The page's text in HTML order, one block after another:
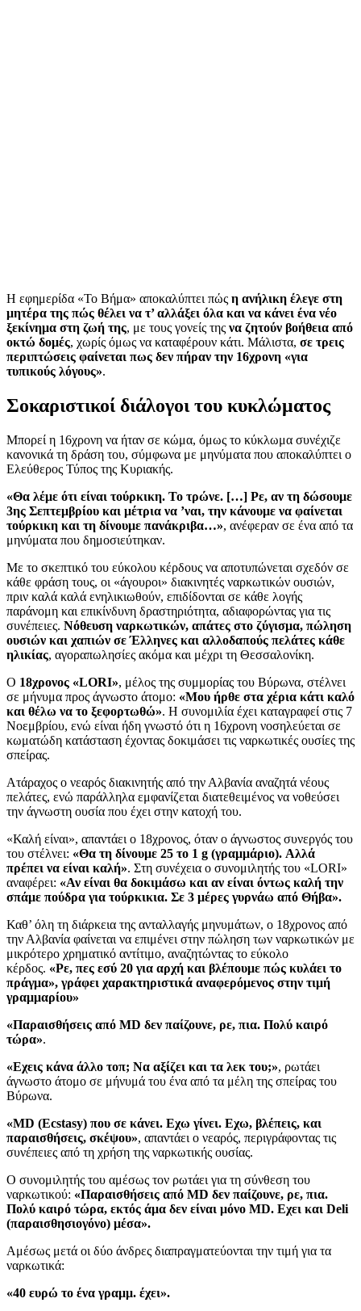
Η εφημερίδα «Το Βήμα» αποκαλύπτει πώς η ανήλικη έλεγε στη
μητέρα της πώς θέλει να τ’ αλλάξει όλα και να κάνει ένα νέο
ξεκίνημα στη ζωή της, με τους γονείς της να ζητούν βοήθεια από
οκτώ δομές, χωρίς όμως να καταφέρουν κάτι. Μάλιστα, σε τρεις
περιπτώσεις φαίνεται πως δεν πήραν την 16χρονη «για
τυπικούς λόγους».
Σοκαριστικοί διάλογοι του κυκλώματος
Μπορεί η 16χρονη να ήταν σε κώμα, όμως το κύκλωμα συνέχιζε
κανονικά τη δράση του, σύμφωνα με μηνύματα που αποκαλύπτει ο
Ελεύθερος Τύπος της Κυριακής.
«Θα λέμε ότι είναι τούρκικη. Το τρώνε. […] Ρε, αν τη δώσουμε
3ης Σεπτεμβρίου και μέτρια να ’ναι, την κάνουμε να φαίνεται
τούρκικη και τη δίνουμε πανάκριβα…», ανέφεραν σε ένα από τα
μηνύματα που δημοσιεύτηκαν.
Με το σκεπτικό του εύκολου κέρδους να αποτυπώνεται σχεδόν σε
κάθε φράση τους, οι «άγουροι» διακινητές ναρκωτικών ουσιών,
πριν καλά καλά ενηλικιωθούν, επιδίδονται σε κάθε λογής
παράνομη και επικίνδυνη δραστηριότητα, αδιαφορώντας για τις
συνέπειες. Νόθευση ναρκωτικών, απάτες στο ζύγισμα, πώληση
ουσιών και χαπιών σε Έλληνες και αλλοδαπούς πελάτες κάθε
ηλικίας, αγοραπωλησίες ακόμα και μέχρι τη Θεσσαλονίκη.
Ο 18χρονος «LORI», μέλος της συμμορίας του Βύρωνα, στέλνει
σε μήνυμα προς άγνωστο άτομο: «Μου ήρθε στα χέρια κάτι καλό
και θέλω να το ξεφορτωθώ». Η συνομιλία έχει καταγραφεί στις 7
Νοεμβρίου, ενώ είναι ήδη γνωστό ότι η 16χρονη νοσηλεύεται σε
κωματώδη κατάσταση έχοντας δοκιμάσει τις ναρκωτικές ουσίες της
σπείρας.
Ατάραχος ο νεαρός διακινητής από την Αλβανία αναζητά νέους
πελάτες, ενώ παράλληλα εμφανίζεται διατεθειμένος να νοθεύσει
την άγνωστη ουσία που έχει στην κατοχή του.
«Καλή είναι», απαντάει ο 18χρονος, όταν ο άγνωστος συνεργός του
του στέλνει: «Θα τη δίνουμε 25 το 1 g (γραμμάριο). Αλλά
πρέπει να είναι καλή». Στη συνέχεια ο συνομιλητής του «LORI»
αναφέρει: «Αν είναι θα δοκιμάσω και αν είναι όντως καλή την
σπάμε πούδρα για τούρκικια. Σε 3 μέρες γυρνάω από Θήβα».
Καθ’ όλη τη διάρκεια της ανταλλαγής μηνυμάτων, ο 18χρονος από
την Αλβανία φαίνεται να επιμένει στην πώληση των ναρκωτικών με
μικρότερο χρηματικό αντίτιμο, αναζητώντας το εύκολο
κέρδος. «Ρε, πες εσύ 20 για αρχή και βλέπουμε πώς κυλάει το
πράγμα», γράφει χαρακτηριστικά αναφερόμενος στην τιμή
γραμμαρίου»
«Παραισθήσεις από MD δεν παίζουνε, ρε, πια. Πολύ καιρό
τώρα».
«Εχεις κάνα άλλο τοπ; Να αξίζει και τα λεκ του;», ρωτάει
άγνωστο άτομο σε μήνυμά του ένα από τα μέλη της σπείρας του
Βύρωνα.
«MD (Ecstasy) που σε κάνει. Εχω γίνει. Εχω, βλέπεις, και
παραισθήσεις, σκέψου», απαντάει ο νεαρός, περιγράφοντας τις
συνέπειες από τη χρήση της ναρκωτικής ουσίας.
Ο συνομιλητής του αμέσως τον ρωτάει για τη σύνθεση του
ναρκωτικού: «Παραισθήσεις από MD δεν παίζουνε, ρε, πια.
Πολύ καιρό τώρα, εκτός άμα δεν είναι μόνο MD. Εχει και Deli
(παραισθησιογόνο) μέσα».
Αμέσως μετά οι δύο άνδρες διαπραγματεύονται την τιμή για τα
ναρκωτικά:
«40 ευρώ το ένα γραμμ. έχει».